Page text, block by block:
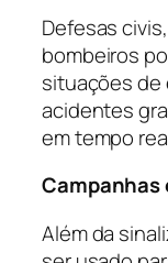
Defesas
bombeiros
situações
acidentes
em tempo
Campanhas
Além da